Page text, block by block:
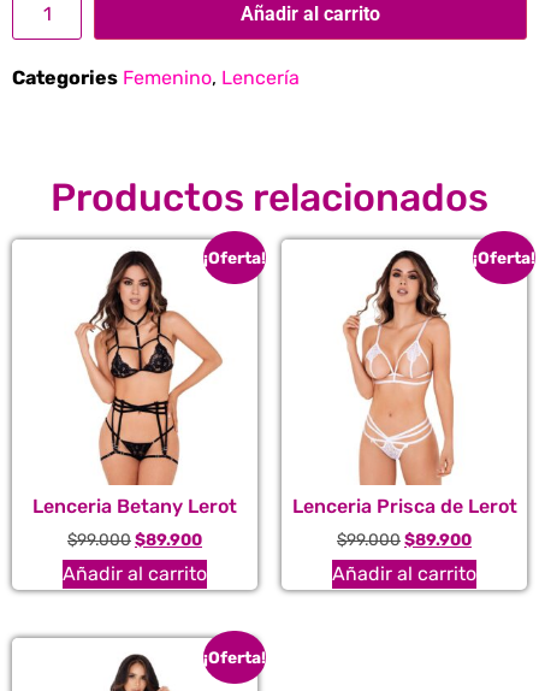
Añadir al carrito
Categories Femenino, Lencería
Productos relacionados
¡Oferta!
Lenceria Betany Lerot
$99.000$89.900
Añadir al carrito
¡Oferta!
Lenceria Prisca de Lerot
$99.000$89.900
Añadir al carrito
¡Oferta!